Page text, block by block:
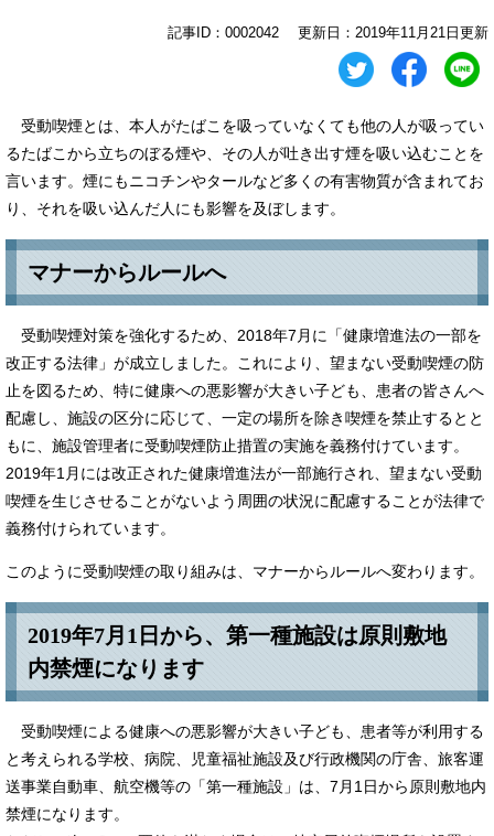
記事ID：0002042 更新日：2019年11月21日更新
受動喫煙とは、本人がたばこを吸っていなくても他の人が吸ってい
るたばこから立ちのぼる煙や、その人が吐き出す煙を吸い込むことを
言います。煙にもニコチンやタールなど多くの有害物質が含まれてお
り、それを吸い込んだ人にも影響を及ぼします。
マナーからルールへ
受動喫煙対策を強化するため、2018年7月に「健康増進法の一部を
改正する法律」が成立しました。これにより、望まない受動喫煙の防
止を図るため、特に健康への悪影響が大きい子ども、患者の皆さんへ
配慮し、施設の区分に応じて、一定の場所を除き喫煙を禁止するとと
もに、施設管理者に受動喫煙防止措置の実施を義務付けています。
2019年1月には改正された健康増進法が一部施行され、望まない受動
喫煙を生じさせることがないよう周囲の状況に配慮することが法律で
義務付けられています。
このように受動喫煙の取り組みは、マナーからルールへ変わります。
2019年7月1日から、第一種施設は原則敷地
内禁煙になります
受動喫煙による健康への悪影響が大きい子ども、患者等が利用する
と考えられる学校、病院、児童福祉施設及び行政機関の庁舎、旅客運
送事業自動車、航空機等の「第一種施設」は、7月1日から原則敷地内
禁煙になります。